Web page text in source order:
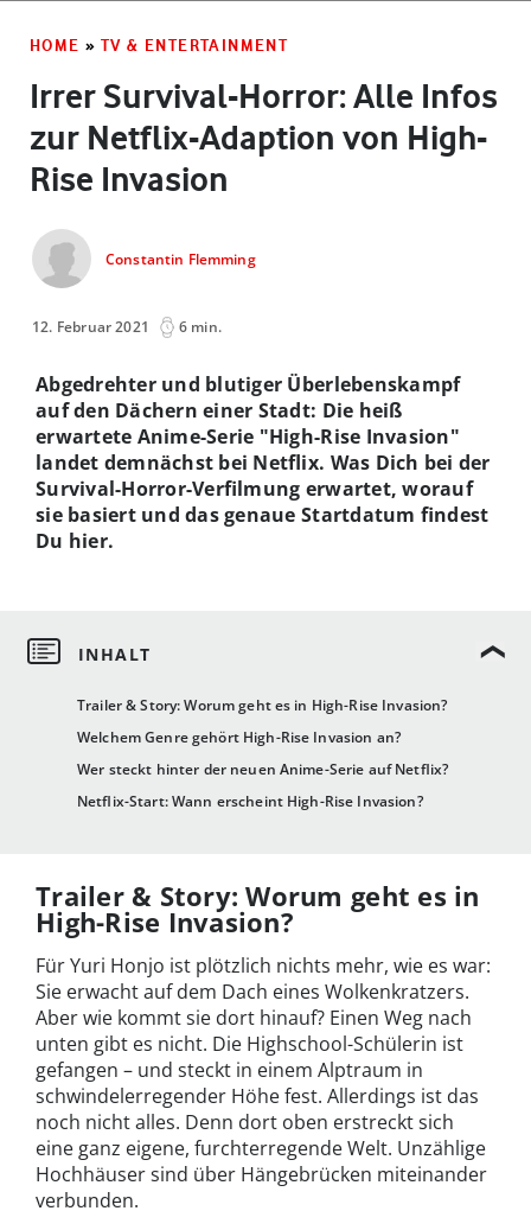
HOME » TV & ENTERTAINMENT
Irrer Survival-Horror: Alle Infos
zur Netflix-Adaption von High-
Rise Invasion
Constantin Flemming
12. Februar 2021 6 min.
Trailer & Story: Worum geht es in High-Rise Invasion?
Welchem Genre gehört High-Rise Invasion an?
Wer steckt hinter der neuen Anime-Serie auf Netflix?
Netflix-Start: Wann erscheint High-Rise Invasion?
Abgedrehter und blutiger Überlebenskampf
auf den Dächern einer Stadt: Die heiß
erwartete Anime-Serie "High-Rise Invasion"
landet demnächst bei Netflix. Was Dich bei der
Survival-Horror-Verfilmung erwartet, worauf
sie basiert und das genaue Startdatum findest
Du hier.
Trailer & Story: Worum geht es in
High-Rise Invasion?
Für Yuri Honjo ist plötzlich nichts mehr, wie es war:
Sie erwacht auf dem Dach eines Wolkenkratzers.
Aber wie kommt sie dort hinauf? Einen Weg nach
unten gibt es nicht. Die Highschool-Schülerin ist
gefangen – und steckt in einem Alptraum in
schwindelerregender Höhe fest. Allerdings ist das
noch nicht alles. Denn dort oben erstreckt sich
eine ganz eigene, furchterregende Welt. Unzählige
Hochhäuser sind über Hängebrücken miteinander
verbunden.